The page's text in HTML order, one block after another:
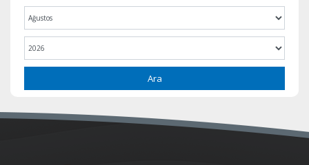
Ara